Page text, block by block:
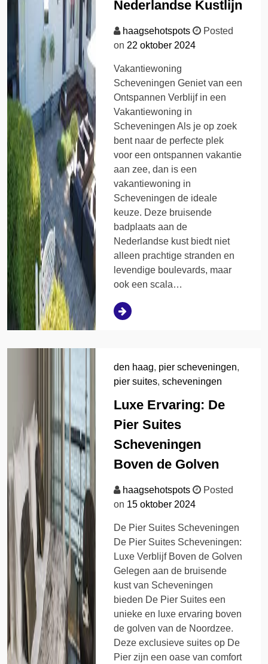
Nederlandse Kustlijn
haagsehotspots
Posted
on22 oktober 2024
Vakantiewoning
Scheveningen Geniet van een
Ontspannen Verblijf in een
Vakantiewoning in
Scheveningen Als je op zoek
bent naar de perfecte plek
voor een ontspannen vakantie
aan zee, dan is een
vakantiewoning in
Scheveningen de ideale
keuze. Deze bruisende
badplaats aan de
Nederlandse kust biedt niet
alleen prachtige stranden en
levendige boulevards, maar
ook een scala…
den haag, pier scheveningen,
pier suites,scheveningen
Luxe Ervaring: De
Pier Suites
Scheveningen
Boven de Golven
haagsehotspots
Posted
on 15 oktober 2024
De Pier Suites Scheveningen
De Pier Suites Scheveningen:
Luxe Verblijf Boven de Golven
Gelegen aan de bruisende
kust van Scheveningen
bieden De Pier Suites een
unieke en luxe ervaring boven
de golven van de Noordzee.
Deze exclusieve suites op De
Pier zijn een oase van comfort